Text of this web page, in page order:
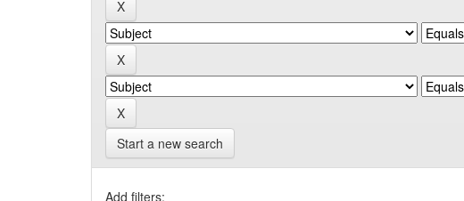
Start a new search
Add filters: